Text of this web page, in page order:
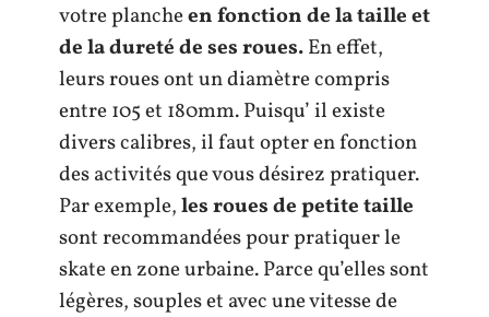
votre plancheen fonction de la taille et
de la dureté de ses roues.En effet,
leurs roues ont un diamètre compris
entre 105 et 180mm. Puisqu’ il existe
divers calibres, il faut opter en fonction
des activités que vous désirez pratiquer.
Par exemple,les roues de petite taille
sont recommandées pour pratiquer le
skate en zone urbaine. Parce qu’elles sont
légères, souples et avec une vitesse de